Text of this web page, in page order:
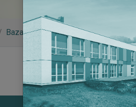
Baza wiedzy Krakowskie